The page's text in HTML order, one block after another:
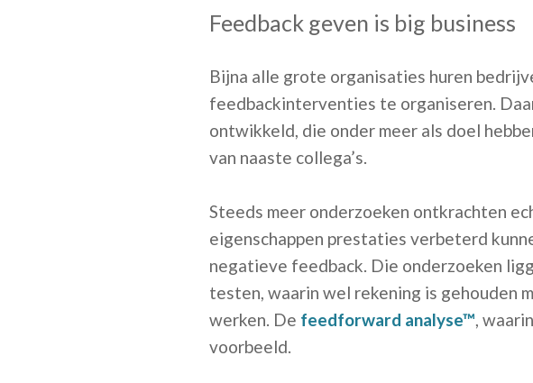
Feedback geven is big business
Bijna alle grote organisaties huren
feedbackinterventies te organiseren.
ontwikkeld, die onder meer als doel
van naaste collega’s.
Steeds meer onderzoeken ontkrachten
eigenschappen prestaties verbeterd
negatieve feedback. Die onderzoeken
testen, waarin wel rekening is gehouden
werken. De feedforward analyse™,
voorbeeld.